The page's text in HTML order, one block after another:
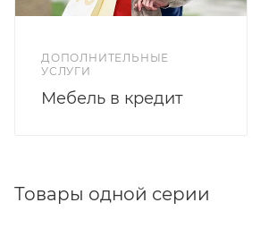
ДОПОЛНИТЕЛЬНЫЕ
УСЛУГИ
Мебель в кредит
Товары одной серии